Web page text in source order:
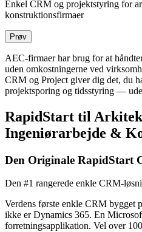
Enkel CRM og projektstyring for
konstruktionsfirmaer
Prøv
AEC-firmaer har brug for at
uden omkostningerne ved
CRM og Project giver dig det, du
projektsporing og tidsstyring —
RapidStart til
Ingeniørarbejde &
Den Originale RapidStart
Den #1 rangerede enkle CRM-
Verdens første enkle CRM bygget
ikke er Dynamics 365. En
forretningsapplikation. Vel over